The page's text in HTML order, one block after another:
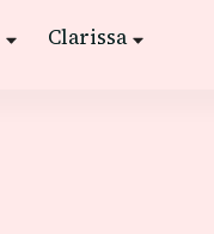
Clarissa